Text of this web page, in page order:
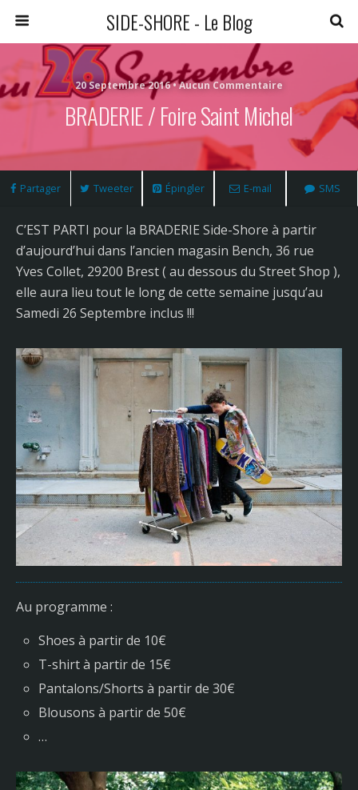
SIDE-SHORE - Le Blog
20 Septembre 2016 • Aucun Commentaire
BRADERIE / Foire Saint Michel
Partager Tweeter Épingler E-mail SMS
C’EST PARTI pour la BRADERIE Side-Shore à partir
d’aujourd’hui dans l’ancien magasin Bench, 36 rue
Yves Collet, 29200 Brest ( au dessous du Street Shop ),
elle aura lieu tout le long de cette semaine jusqu’au
Samedi 26 Septembre inclus !!!
Au programme :
Shoes à partir de 10€
T-shirt à partir de 15€
Pantalons/Shorts à partir de 30€
Blousons à partir de 50€
…